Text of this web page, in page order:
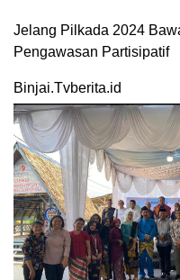
Jelang Pilkada 2024
Pengawasan Partisipatif
Binjai.Tvberita.id